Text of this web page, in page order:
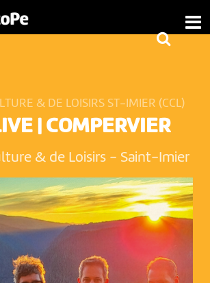
& DE LOISIRS ST-IMIER (CCL)
| COMPERVIER
& de Loisirs - Saint-Imier